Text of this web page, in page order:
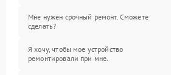
Мне нужен срочный ремонт. Сможете
сделать?
Я хочу, чтобы мое устройство
ремонтировали при мне.